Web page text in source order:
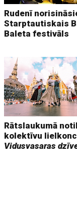
Rudenī
Starptautiskais
Baleta festivāls
Rātslaukumā
kolektīvu
Vidusvasaras